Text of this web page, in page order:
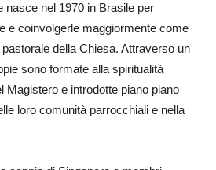
nasce nel 1970 in Brasile per
e coinvolgerle maggiormente come
della Chiesa. Attraverso un
sono formate alla spiritualità
Magistero e introdotte piano piano
loro comunità parrocchiali e nella